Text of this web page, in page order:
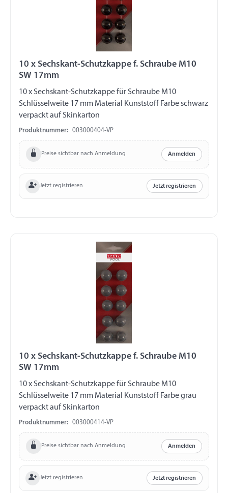
10 x Sechskant-Schutzkappe f. Schraube M10
SW 17mm
10 x Sechskant-Schutzkappe für Schraube M10
Schlüsselweite 17 mm Material Kunststoff Farbe schwarz
verpackt auf Skinkarton
Produktnummer: 003000404-VP
Preise sichtbar nach Anmeldung Anmelden
Jetzt registrieren Jetzt registrieren
10 x Sechskant-Schutzkappe f. Schraube M10
SW 17mm
10 x Sechskant-Schutzkappe für Schraube M10
Schlüsselweite 17 mm Material Kunststoff Farbe grau
verpackt auf Skinkarton
Produktnummer: 003000414-VP
Preise sichtbar nach Anmeldung Anmelden
Jetzt registrieren Jetzt registrieren